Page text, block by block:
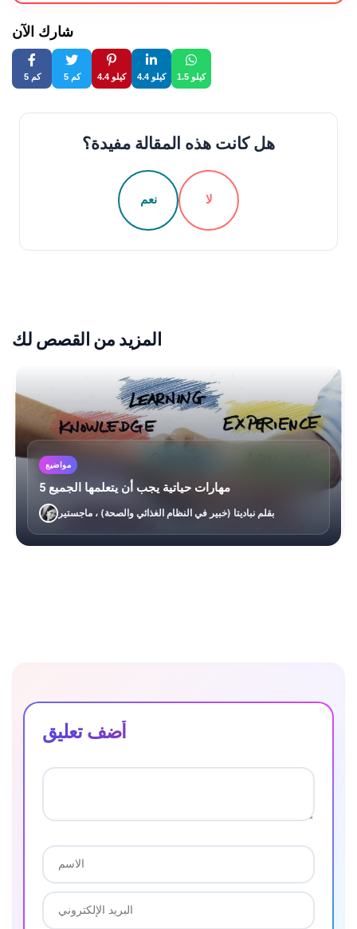
شارك الآن
5 كم 5 كم 4.4 كيلو 4.4 كيلو 1.5 كيلو
هل كانت هذه المقالة مفيدة؟
نعم لا
المزيد من القصص لك
مواضيع
5 مهارات حياتية يجب أن يتعلمها الجميع
بقلم نباديتا (خبير في النظام الغذائي والصحة) ، ماجستير
أضف تعليق